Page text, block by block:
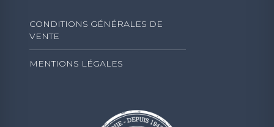
CONDITIONS GÉNÉRALES DE
VENTE
MENTIONS LÉGALES